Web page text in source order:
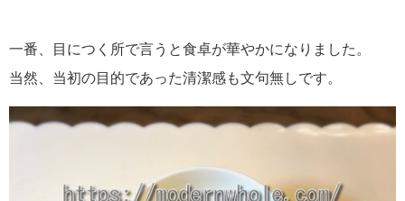
一番、目につく所で言うと食卓が華やかになりました。
当然、当初の目的であった清潔感も文句無しです。